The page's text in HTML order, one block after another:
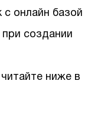
с онлайн базой
при создании
ниже в